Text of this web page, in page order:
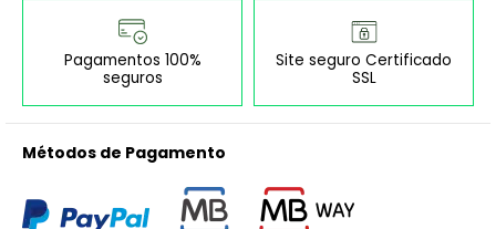
Pagamentos 100%
seguros
Site seguro Certificado
SSL
Métodos de Pagamento